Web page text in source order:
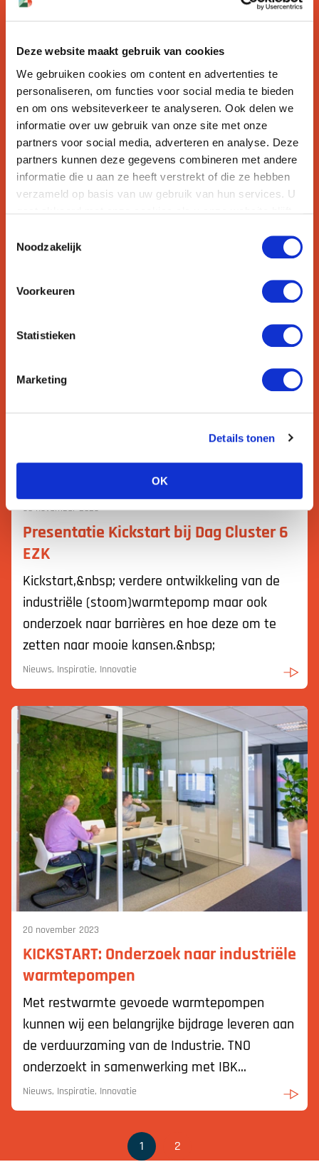
Deze website maakt gebruik van cookies
We gebruiken cookies om content en advertenties te
personaliseren, om functies voor social media te bieden
en om ons websiteverkeer te analyseren. Ook delen we
informatie over uw gebruik van onze site met onze
partners voor social media, adverteren en analyse. Deze
partners kunnen deze gegevens combineren met andere
informatie die u aan ze heeft verstrekt of die ze hebben
verzameld op basis van uw gebruik van hun services. U
Noodzakelijk
Voorkeuren
Statistieken
Marketing
Details tonen
OK
23 augustus 2024
Verlenging ISO 9001 certificaat
IBK verlengt ISO 9001 certificaat na succesvolle
Nieuws
30 november 2023
Presentatie Kickstart bij Dag Cluster 6
EZK
Kickstart,&nbsp; verdere ontwikkeling van de
industriële (stoom)warmtepomp maar ook
onderzoek naar barrières en hoe deze om te
zetten naar mooie kansen.&nbsp;
Nieuws, Inspiratie, Innovatie
20 november 2023
KICKSTART: Onderzoek naar industriële
warmtepompen
Met restwarmte gevoede warmtepompen
kunnen wij een belangrijke bijdrage leveren aan
de verduurzaming van de Industrie. TNO
onderzoekt in samenwerking met IBK...
Nieuws, Inspiratie, Innovatie
1 2